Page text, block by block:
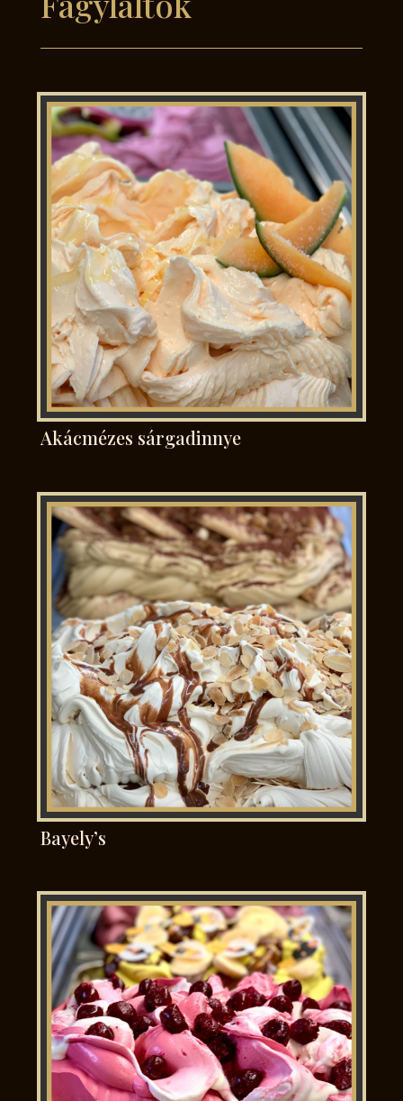
Akácmézes sárgadinnye
Bayely’s